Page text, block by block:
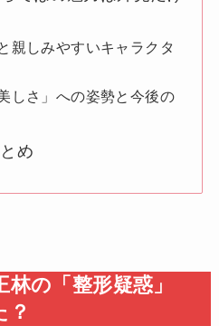
親しみやすいキャラクタ
しさ」への姿勢と今後の
め
の「整形疑惑」